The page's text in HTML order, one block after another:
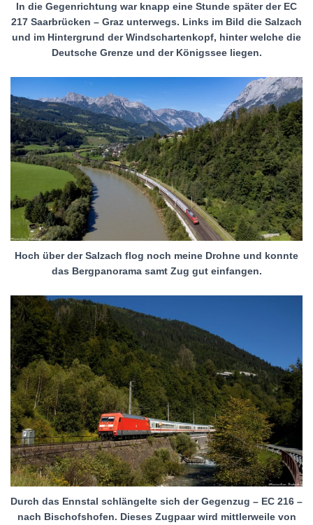
In die Gegenrichtung war knapp eine Stunde später der EC
217 Saarbrücken – Graz unterwegs. Links im Bild die Salzach
und im Hintergrund der Windschartenkopf, hinter welche die
Deutsche Grenze und der Königssee liegen.
Hoch über der Salzach flog noch meine Drohne und konnte
das Bergpanorama samt Zug gut einfangen.
Durch das Ennstal schlängelte sich der Gegenzug – EC 216 –
nach Bischofshofen. Dieses Zugpaar wird mittlerweile von